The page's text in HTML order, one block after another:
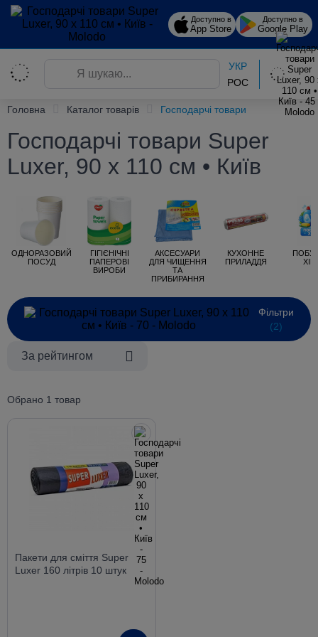
Доступно в
App Store
Доступно в
Google Play
УКР
РОС
Головна Каталог товарів Господарчі товари
Господарчі товари Super
Luxer, 90 х 110 см • Київ
ОДНОРАЗОВИЙ
ПОСУД
ГІГІЄНІЧНІ
ПАПЕРОВІ
ВИРОБИ
АКСЕСУАРИ
ДЛЯ ЧИЩЕННЯ
ТА
ПРИБИРАННЯ
КУХОННЕ
ПРИЛАДДЯ
Фільтри
(2)
За рейтингом
Обрано 1 товар
Пакети для сміття Super
Luxer 160 літрів 10 штук